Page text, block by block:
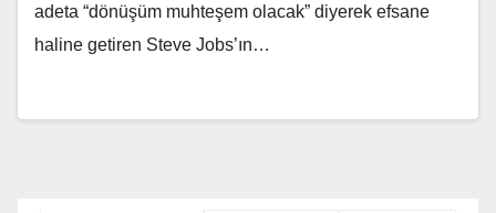
adeta “dönüşüm muhteşem olacak” diyerek efsane
haline getiren Steve Jobs’ın…